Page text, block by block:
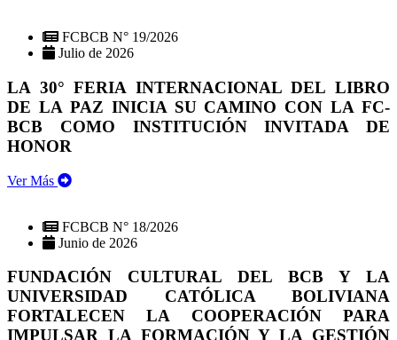
FCBCB N° 19/2026
Julio de 2026
LA 30° FERIA INTERNACIONAL DEL LIBRO
DE LA PAZ INICIA SU CAMINO CON LA FC-
BCB COMO INSTITUCIÓN INVITADA DE
HONOR
Ver Más
FCBCB N° 18/2026
Junio de 2026
FUNDACIÓN CULTURAL DEL BCB Y LA
UNIVERSIDAD CATÓLICA BOLIVIANA
FORTALECEN LA COOPERACIÓN PARA
IMPULSAR LA FORMACIÓN Y LA GESTIÓN